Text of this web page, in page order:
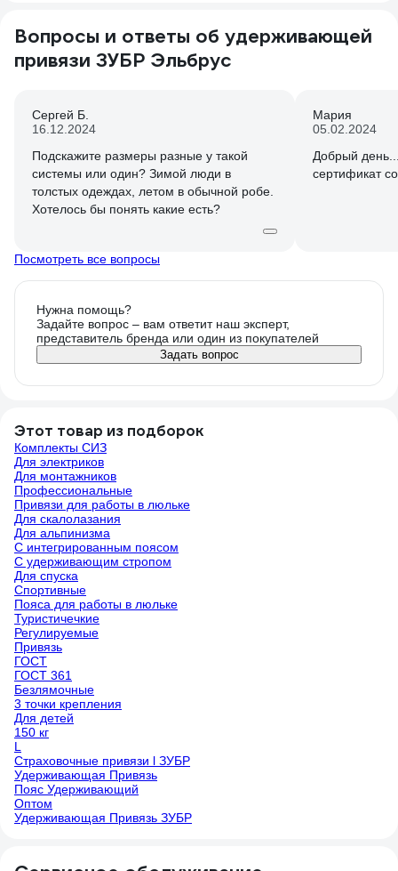
Вопросы и ответы об удерживающей
привязи ЗУБР Эльбрус
Сергей Б.
16.12.2024
Подскажите размеры разные у такой
системы или один? Зимой люди в
толстых одеждах, летом в обычной робе.
Хотелось бы понять какие есть?
Мария
05.02.2024
Добрый
сертификат
Посмотреть все вопросы
Нужна помощь?
Задайте вопрос – вам ответит наш эксперт,
представитель бренда или один из покупателей
Задать вопрос
Этот товар из подборок
Комплекты СИЗ
Для электриков
Для монтажников
Профессиональные
Привязи для работы в люльке
Для скалолазания
Для альпинизма
С интегрированным поясом
С удерживающим стропом
Для спуска
Спортивные
Пояса для работы в люльке
Туристичечкие
Регулируемые
Привязь
ГОСТ
ГОСТ 361
Безлямочные
3 точки крепления
Для детей
150 кг
L
Страховочные привязи l ЗУБР
Удерживающая Привязь
Пояс Удерживающий
Оптом
Удерживающая Привязь ЗУБР